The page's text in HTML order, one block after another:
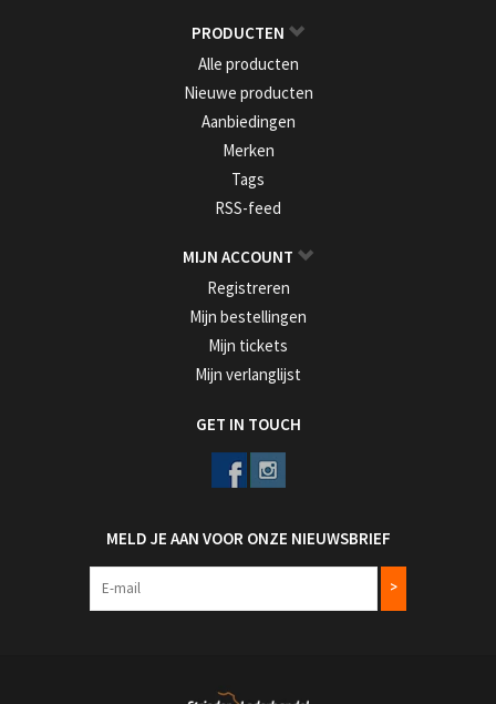
PRODUCTEN
Alle producten
Nieuwe producten
Aanbiedingen
Merken
Tags
RSS-feed
MIJN ACCOUNT
Registreren
Mijn bestellingen
Mijn tickets
Mijn verlanglijst
GET IN TOUCH
MELD JE AAN VOOR ONZE NIEUWSBRIEF
>